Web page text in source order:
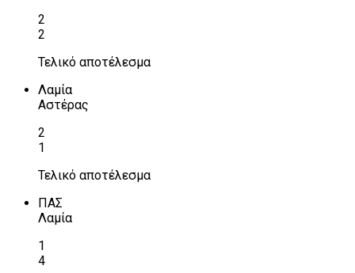
2
2
Τελικό αποτέλεσμα
Λαμία
Αστέρας
2
1
Τελικό αποτέλεσμα
ΠΑΣ
Λαμία
1
4